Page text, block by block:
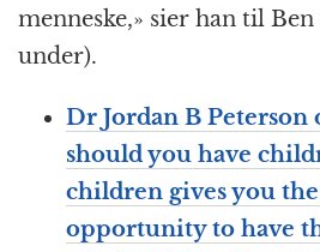
menneske,» sier han til
under).
Dr Jordan B Peterson
should you have
children gives you
opportunity to have